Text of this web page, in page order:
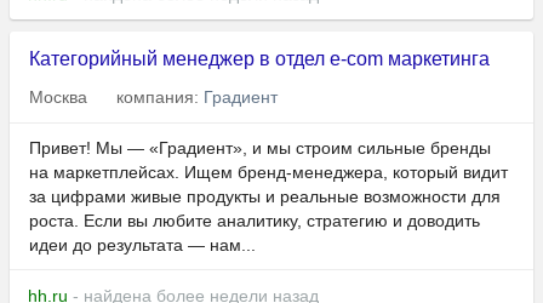
Категорийный менеджер в отдел e-com маркетинга
Москва компания: Градиент
Привет! Мы — «Градиент», и мы строим сильные бренды
на маркетплейсах. Ищем бренд-менеджера, который видит
за цифрами живые продукты и реальные возможности для
роста. Если вы любите аналитику, стратегию и доводить
идеи до результата — нам...
hh.ru - найдена более недели назад